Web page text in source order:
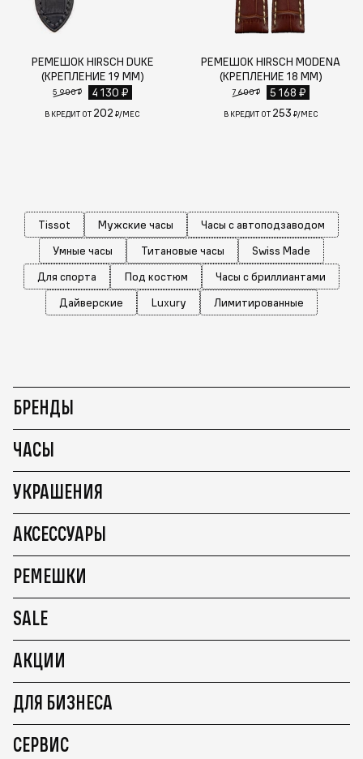
РЕМЕШОК HIRSCH DUKE
(КРЕПЛЕНИЕ 19 ММ)
5 900 ₽ 4 130 ₽
В КРЕДИТ ОТ 202 ₽/МЕС
РЕМЕШОК HIRSCH MODENA
(КРЕПЛЕНИЕ 18 ММ)
7 600 ₽ 5 168 ₽
В КРЕДИТ ОТ 253 ₽/МЕС
Tissot Мужские часы
Часы с автоподзаводом
Умные часы
Титановые часы
Swiss Made
Для спорта
Под костюм
Часы с бриллиантами
Дайверские
Luxury Лимитированные
БРЕНДЫ
ЧАСЫ
УКРАШЕНИЯ
АКСЕССУАРЫ
РЕМЕШКИ
SALE
АКЦИИ
ДЛЯ БИЗНЕСА
СЕРВИС